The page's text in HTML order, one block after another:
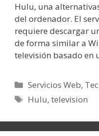
Hulu, una
del ordenador. El
requiere descargar
de forma similar a
televisión basado en
Categorías
Servicios Web,
Etiquetas
Hulu,television